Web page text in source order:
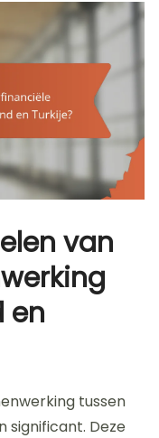
van
en
tussen
significant. Deze